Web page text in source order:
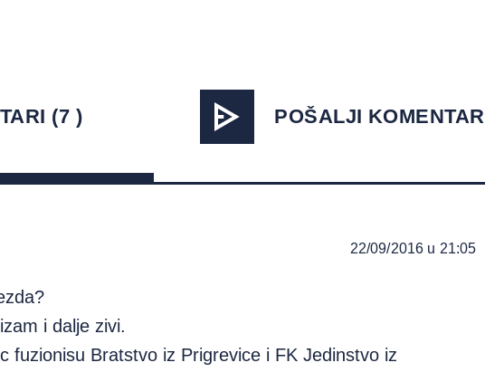
(7 ) POŠALJI KOMENTAR
22/09/2016 u 21:05
i dalje zivi.
fuzionisu Bratstvo iz Prigrevice i FK Jedinstvo iz